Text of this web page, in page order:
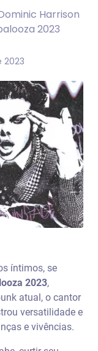
Harrison
2023
2023
íntimos, se
2023,
atual, o cantor
versatilidade e
e vivências.